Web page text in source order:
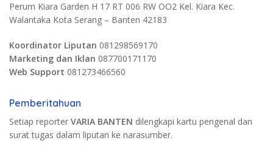
Perum Kiara Garden H 17 RT 006 RW OO2 Kel. Kiara Kec.
Walantaka Kota Serang – Banten 42183
Koordinator Liputan 081298569170
Marketing dan Iklan 087700171170
Web Support 081273466560
Pemberitahuan
Setiap reporter VARIA BANTEN dilengkapi kartu pengenal dan
surat tugas dalam liputan ke narasumber.